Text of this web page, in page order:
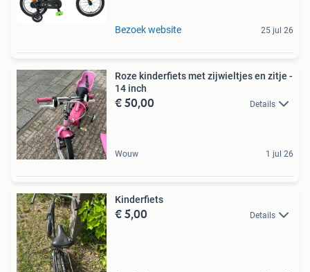
Bezoek website 25 jul 26
Roze kinderfiets met zijwieltjes en zitje -
14 inch
€ 50,00 Details
Wouw 1 jul 26
Kinderfiets
€ 5,00 Details